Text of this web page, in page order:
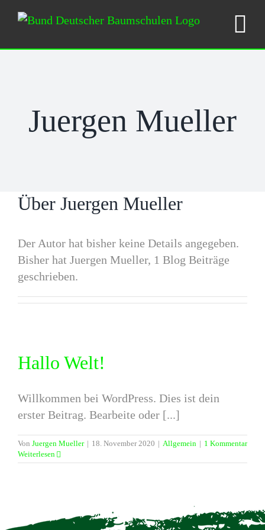
Inhalt
Juergen Mueller
Über Juergen Mueller
Der Autor hat bisher keine Details angegeben.
Bisher hat Juergen Mueller, 1 Blog Beiträge
geschrieben.
Hallo Welt!
Willkommen bei WordPress. Dies ist dein
erster Beitrag. Bearbeite oder [...]
Von Juergen Mueller | 18. November 2020 | Allgemein | 1 Kommentar
Weiterlesen